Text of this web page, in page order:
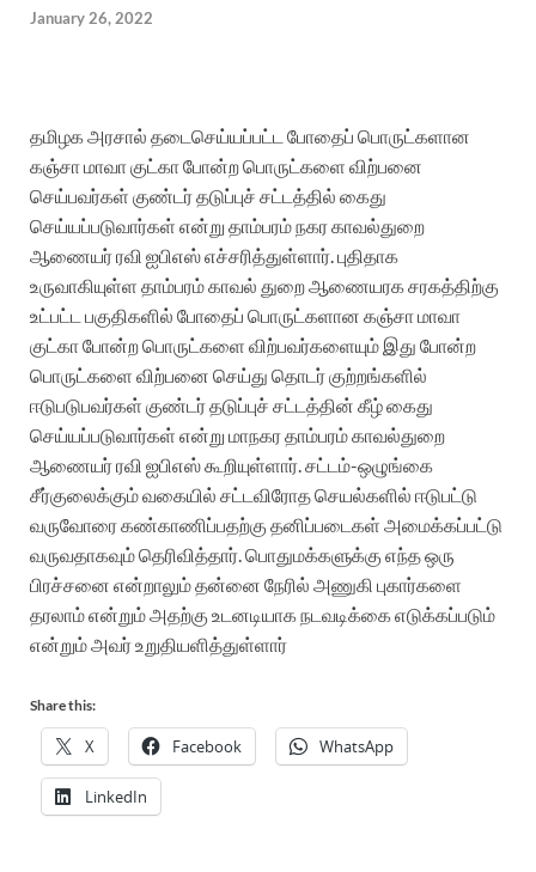
January 26, 2022
தமிழக அரசால் தடைசெய்யப்பட்ட போதைப் பொருட்களான
கஞ்சா மாவா குட்கா போன்ற பொருட்களை விற்பனை
செய்பவர்கள் குண்டர் தடுப்புச் சட்டத்தில் கைது
செய்யப்படுவார்கள் என்று தாம்பரம் நகர காவல்துறை
ஆணையர் ரவி ஐபிஎஸ் எச்சரித்துள்ளார். புதிதாக
உருவாகியுள்ள தாம்பரம் காவல் துறை ஆணையரக சரகத்திற்கு
உட்பட்ட பகுதிகளில் போதைப் பொருட்களான கஞ்சா மாவா
குட்கா போன்ற பொருட்களை விற்பவர்களையும் இது போன்ற
பொருட்களை விற்பனை செய்து தொடர் குற்றங்களில்
ஈடுபடுபவர்கள் குண்டர் தடுப்புச் சட்டத்தின் கீழ் கைது
செய்யப்படுவார்கள் என்று மாநகர தாம்பரம் காவல்துறை
ஆணையர் ரவி ஐபிஎஸ்கூறியுள்ளார். சட்டம்-ஒழுங்கை
சீர்குலைக்கும் வகையில் சட்டவிரோத செயல்களில் ஈடுபட்டு
வருவோரை கண்காணிப்பதற்கு தனிப்படைகள் அமைக்கப்பட்டு
வருவதாகவும் தெரிவித்தார். பொதுமக்களுக்கு எந்த ஒரு
பிரச்சனை என்றாலும் தன்னை நேரில் அணுகி புகார்களை
தரலாம் என்றும் அதற்கு உடனடியாக நடவடிக்கை எடுக்கப்படும்
என்றும் அவர் உறுதியளித்துள்ளார்
Share this:
X Facebook WhatsApp
LinkedIn